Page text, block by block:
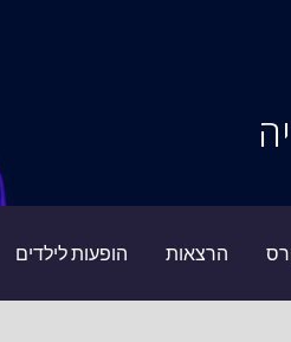
הרצאות הופעות לילדים